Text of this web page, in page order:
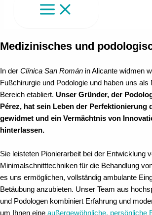
Medizinisches und
In der Clínica San Román in Alicante widmen
Fußchirurgie und Podologie und haben uns
Bereich etabliert. Unser Gründer, der
Pérez, hat sein Leben der Perfektionierung
gewidmet und ein Vermächtnis von
hinterlassen.
Sie leisteten Pionierarbeit bei der Entwicklung
Minimalschnitttechniken für die Behandlung
es uns ermöglichen, vollständig ambulante
Betäubung anzubieten. Unser Team aus
und Podologen kombiniert Erfahrung und
um Ihnen eine außergewöhnliche, persönliche